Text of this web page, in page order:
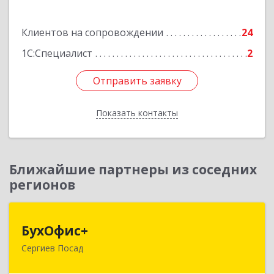
Клиентов на сопровождении
24
1С:Специалист
2
Отправить заявку
Показать контакты
Подробнее
Отправить заявку
Назад
Ближайшие партнеры из соседних
регионов
БухОфис+
Сергиев Посад
141304, Московская обл, Сергиево-Посадский